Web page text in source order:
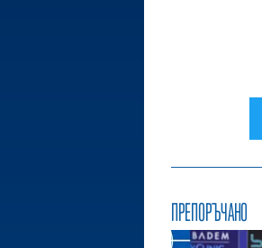
ПРЕПОРЪЧАНО